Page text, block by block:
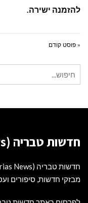
להזמנה ישירה.
« פוסט קודם
עבור:
חדשות טבריה (Tiberias News)
מבזקי חדשות, סיפורים